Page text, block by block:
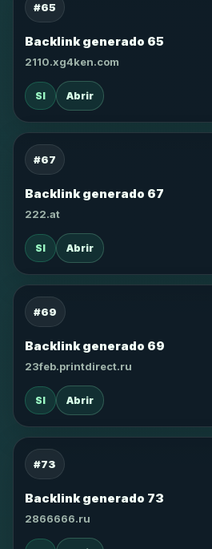
#65
Backlink generado 65
2110.xg4ken.com
SI Abrir
#67
Backlink generado 67
222.at
SI Abrir
#69
Backlink generado 69
23feb.printdirect.ru
SI Abrir
#73
Backlink generado 73
2866666.ru